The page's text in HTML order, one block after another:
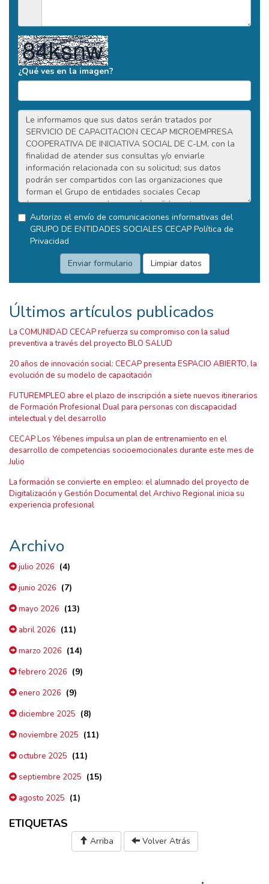
¿Qué ves en la imagen?
Autorizo el envío de comunicaciones informativas del
GRUPO DE ENTIDADES SOCIALES CECAP Política de
Privacidad
Últimos artículos publicados
La COMUNIDAD CECAP refuerza su compromiso con la salud
preventiva a través del proyecto BLO SALUD
20 años de innovación social: CECAP presenta ESPACIO ABIERTO, la
evolución de su modelo de capacitación
FUTUREMPLEO abre el plazo de inscripción a siete nuevos itinerarios
de Formación Profesional Dual para personas con discapacidad
intelectual y del desarrollo
CECAP Los Yébenes impulsa un plan de entrenamiento en el
desarrollo de competencias socioemocionales durante este mes de
Julio
La formación se convierte en empleo: el alumnado del proyecto de
Digitalización y Gestión Documental del Archivo Regional inicia su
experiencia profesional
Archivo
julio 2026 (4)
junio 2026 (7)
mayo 2026 (13)
abril 2026 (11)
marzo 2026 (14)
febrero 2026 (9)
enero 2026 (9)
diciembre 2025 (8)
noviembre 2025 (11)
octubre 2025 (11)
septiembre 2025 (15)
agosto 2025 (1)
ETIQUETAS
Arriba Volver Atrás